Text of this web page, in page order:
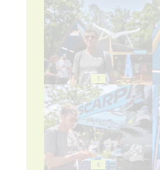
1
6